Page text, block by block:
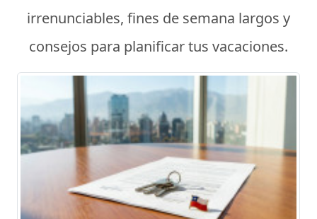
irrenunciables, fines de semana largos y
consejos para planificar tus vacaciones.